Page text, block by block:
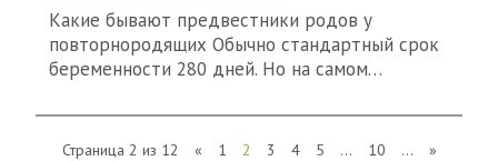
Какие бывают предвестники родов у
повторнородящих Обычно стандартный срок
беременности 280 дней. Но на самом…
Страница 2 из 12 « 1 2 3 4 5 ... 10 ... »